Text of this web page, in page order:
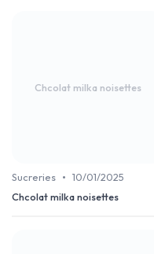
Chcolat milka noisettes
Sucreries • 10/01/2025
Chcolat milka noisettes